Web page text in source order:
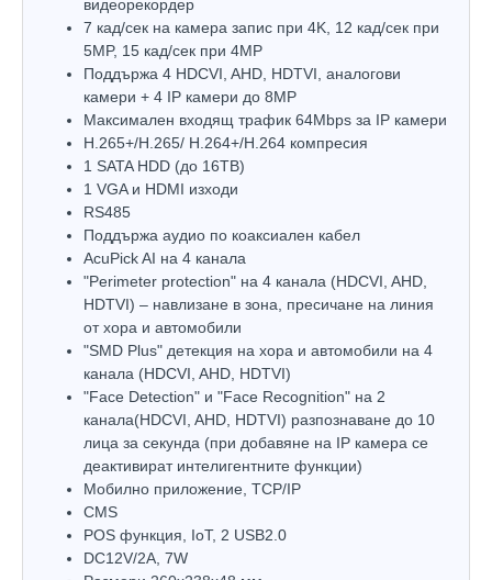
видеорекордер
7 кад/сек на камера запис при 4K, 12 кад/сек при
5MP, 15 кад/сек при 4MP
Поддържа 4 HDCVI, AHD, HDTVI, аналогови
камери + 4 IP камери до 8МP
Максимален входящ трафик 64Mbps за IP камери
H.265+/H.265/ H.264+/H.264 компресия
1 SATA HDD (до 16TB)
1 VGA и HDMI изходи
RS485
Поддържа аудио по коаксиален кабел
AcuPick AI на 4 канала
"Perimeter protection" на 4 каналa (HDCVI, AHD,
HDTVI) – навлизане в зона, пресичане на линия
от хора и автомобили
"SMD Plus" детекция на хора и автомобили на 4
канала (HDCVI, AHD, HDTVI)
"Face Detection" и "Face Recognition" на 2
канала(HDCVI, AHD, HDTVI) разпознаване до 10
лица за секунда (при добавяне на IP камера се
деактивират интелигентните функции)
Мобилно приложение, TCP/IP
CMS
POS функция, IoT, 2 USB2.0
DC12V/2A, 7W